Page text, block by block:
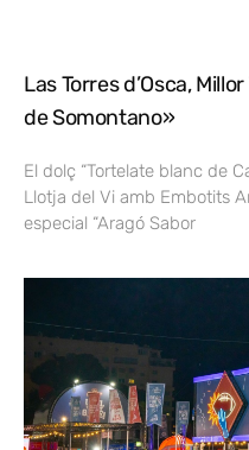
Las Torres d’Osca,
de Somontano»
El dolç “Tortelate blanc de
Llotja del Vi amb Embotits
especial “Aragó Sabor